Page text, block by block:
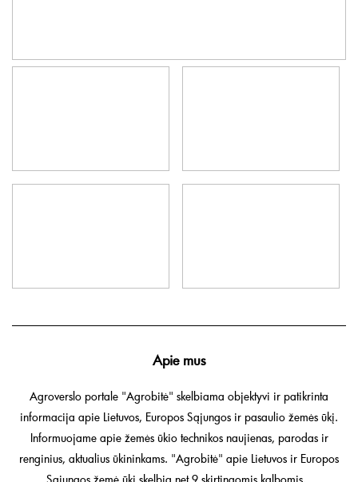
Apie mus
Agroverslo portale "Agrobitė" skelbiama objektyvi ir patikrinta
informacija apie Lietuvos, Europos Sąjungos ir pasaulio žemės ūkį.
Informuojame apie žemės ūkio technikos naujienas, parodas ir
renginius, aktualius ūkininkams. "Agrobitė" apie Lietuvos ir Europos